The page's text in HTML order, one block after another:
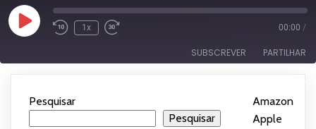
Reproduzir
episódio
1x 00:00 /
SUBSCREVER PARTILHAR
YouTube
Amazon
Apple
Pesquisar
Pesquisar